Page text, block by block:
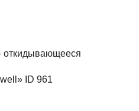
откидывающееся
ID 961